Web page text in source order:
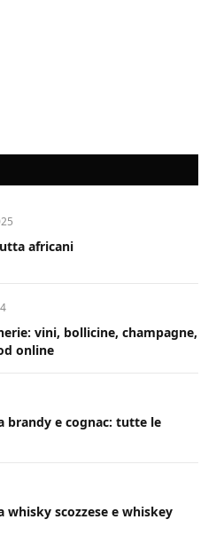
africani
vini, bollicine, champagne,
online
brandy e cognac: tutte le
whisky scozzese e whiskey